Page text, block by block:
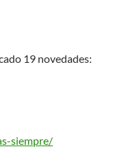
19 novedades:
siempre/